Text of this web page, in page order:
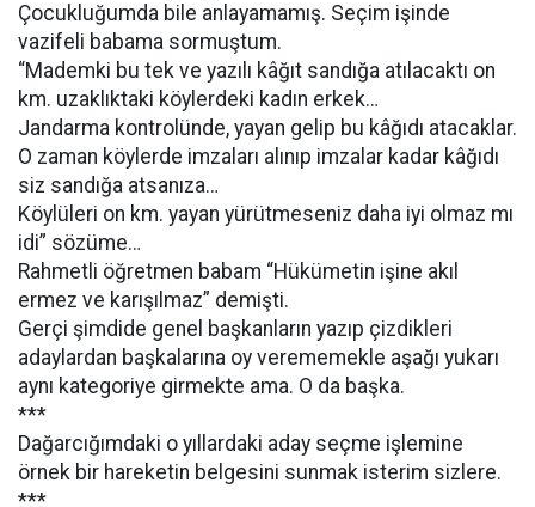
Çocukluğumda bile anlayamamış. Seçim işinde
vazifeli babama sormuştum.
“Mademki bu tek ve yazılı kâğıt sandığa atılacaktı on
km. uzaklıktaki köylerdeki kadın erkek…
Jandarma kontrolünde, yayan gelip bu kâğıdı atacaklar.
O zaman köylerde imzaları alınıp imzalar kadar kâğıdı
siz sandığa atsanıza…
Köylüleri on km. yayan yürütmeseniz daha iyi olmaz mı
idi” sözüme…
Rahmetli öğretmen babam “Hükümetin işine akıl
ermez ve karışılmaz” demişti.
Gerçi şimdide genel başkanların yazıp çizdikleri
adaylardan başkalarına oy verememekle aşağı yukarı
aynı kategoriye girmekte ama. O da başka.
***
Dağarcığımdaki o yıllardaki aday seçme işlemine
örnek bir hareketin belgesini sunmak isterim sizlere.
***